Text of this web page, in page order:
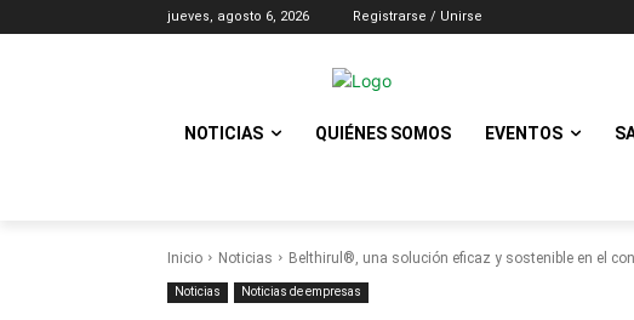
jueves, agosto 6, 2026 Registrarse / Unirse
NOTICIAS QUIÉNES SOMOS EVENTOS
Inicio Noticias Belthirul®, una solución eficaz y sostenible en el
Noticias Noticias de empresas